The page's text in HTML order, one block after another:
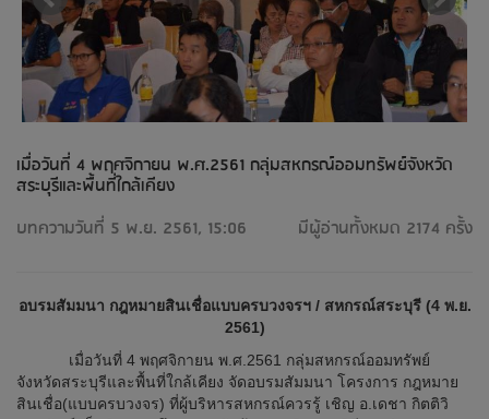
เมื่อวันที่ 4 พฤศจิกายน พ.ศ.2561 กลุ่มสหกรณ์ออมทรัพย์จังหวัด
สระบุรีและพื้นที่ใกล้เคียง
บทความวันที่ 5 พ.ย. 2561, 15:06
มีผู้อ่านทั้งหมด 2174 ครั้ง
อบรมสัมมนา กฎหมายสินเชื่อแบบครบวงจรฯ / สหกรณ์สระบุรี (4 พ.ย.
2561)
เมื่อวันที่ 4 พฤศจิกายน พ.ศ.2561 กลุ่มสหกรณ์ออมทรัพย์
จังหวัดสระบุรีและพื้นที่ใกล้เคียง จัดอบรมสัมมนา โครงการ กฎหมาย
สินเชื่อ(แบบครบวงจร) ที่ผู้บริหารสหกรณ์ควรรู้ เชิญ อ.เดชา กิตติวิ